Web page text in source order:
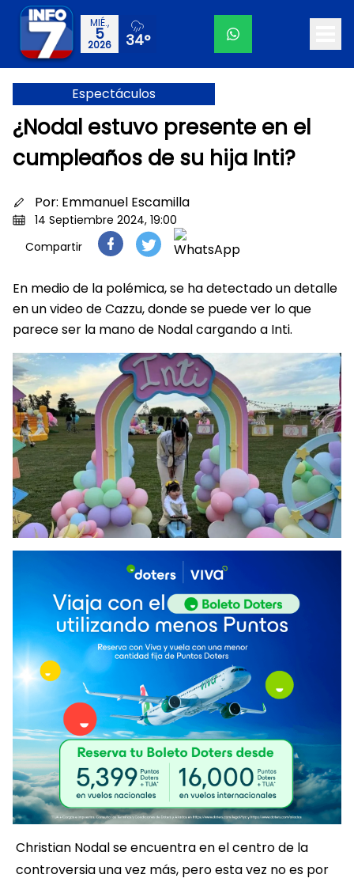
MIÉ.,
5
2026 34°
Espectáculos
¿Nodal estuvo presente en el
cumpleaños de su hija Inti?
Por: Emmanuel Escamilla
14 Septiembre 2024, 19:00
Compartir
En medio de la polémica, se ha detectado un detalle
en un video de Cazzu, donde se puede ver lo que
parece ser la mano de Nodal cargando a Inti.
Christian Nodal se encuentra en el centro de la
controversia una vez más, pero esta vez no es por